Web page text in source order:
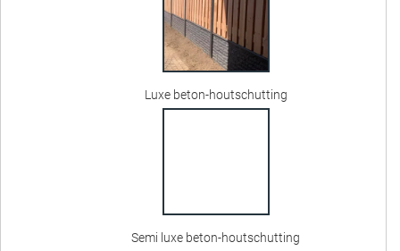
Luxe beton-houtschutting
Semi luxe beton-houtschutting